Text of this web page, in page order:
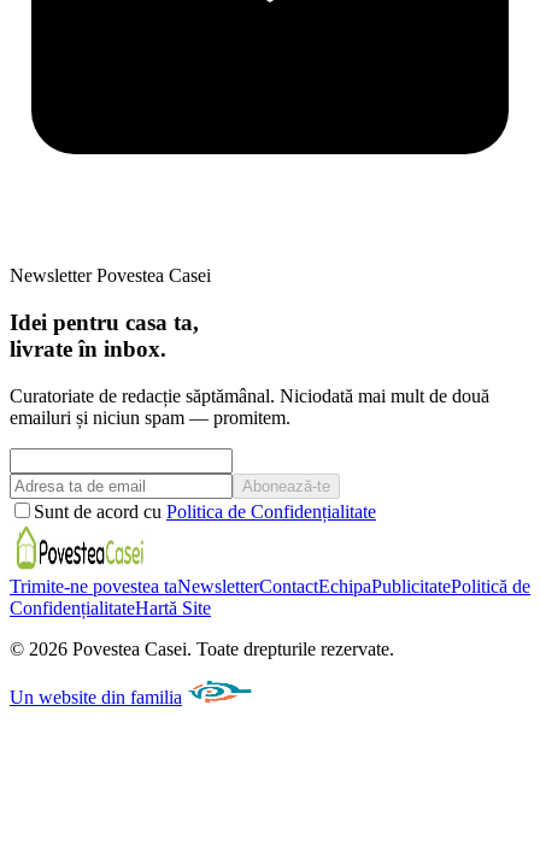
Newsletter Povestea Casei
Idei pentru casa ta,
livrate în inbox.
Curatoriate de redacție săptămânal. Niciodată mai mult de două
emailuri și niciun spam — promitem.
Abonează-te
Sunt de acord cu Politica de Confidențialitate
Trimite-ne povestea taNewsletterContactEchipaPublicitatePolitică de
ConfidențialitateHartă Site
© 2026 Povestea Casei. Toate drepturile rezervate.
Un website din familia